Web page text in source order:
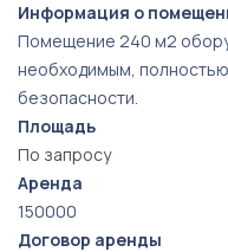
Информация о
Помещение 240 м2
необходимым,
безопасности.
Площадь
По запросу
Аренда
150000
Договор аренды